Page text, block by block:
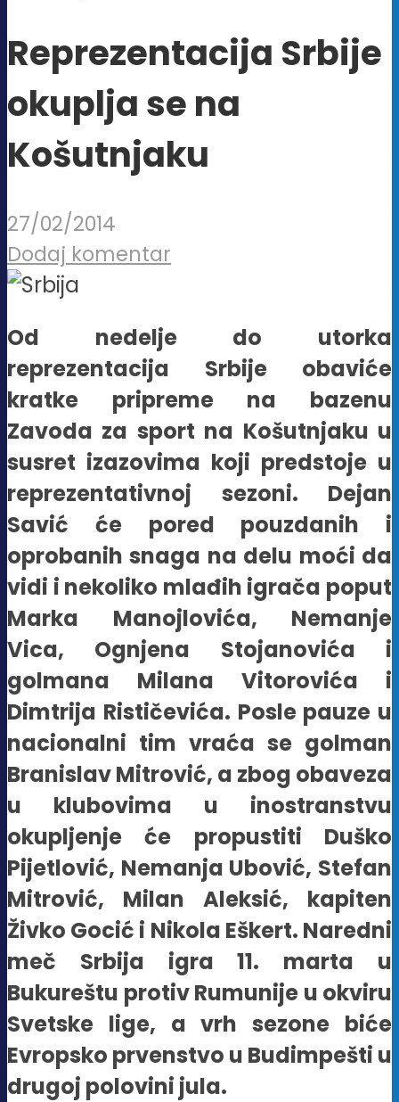
Reprezentacija Srbije
okuplja se na
Košutnjaku
27/02/2014
Dodaj komentar
Od nedelje do utorka
reprezentacija Srbije obaviće
kratke pripreme na bazenu
Zavoda za sport na Košutnjaku u
susret izazovima koji predstoje u
reprezentativnoj sezoni. Dejan
Savić će pored pouzdanih i
oprobanih snaga na delu moći da
vidi i nekoliko mlađih igrača poput
Marka Manojlovića, Nemanje
Vica, Ognjena Stojanovića i
golmana Milana Vitorovića i
Dimtrija Rističevića. Posle pauze u
nacionalni tim vraća se golman
Branislav Mitrović, a zbog obaveza
u klubovima u inostranstvu
okupljenje će propustiti Duško
Pijetlović, Nemanja Ubović, Stefan
Mitrović, Milan Aleksić, kapiten
Živko Gocić i Nikola Eškert. Naredni
meč Srbija igra 11. marta u
Bukureštu protiv Rumunije u okviru
Svetske lige, a vrh sezone biće
Evropsko prvenstvo u Budimpešti u
drugoj polovini jula.